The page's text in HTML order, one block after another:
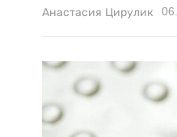
Анастасия Цирулик